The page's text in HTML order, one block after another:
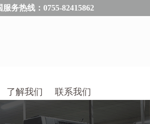
服务热线：0755-82415862
了解我们 联系我们